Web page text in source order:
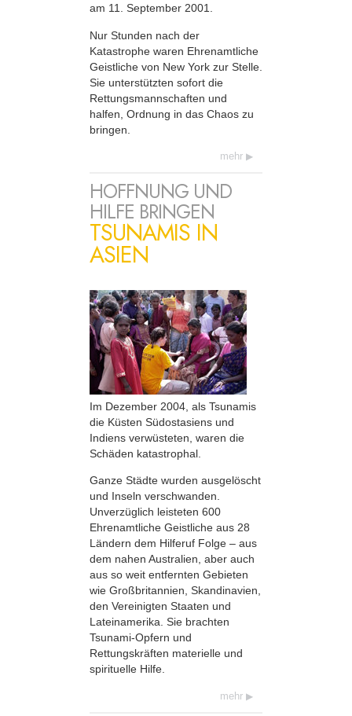
am 11. September 2001.
Nur Stunden nach der
Katastrophe waren Ehrenamtliche
Geistliche von New York zur Stelle.
Sie unterstützten sofort die
Rettungsmannschaften und
halfen, Ordnung in das Chaos zu
bringen.
mehr
HOFFNUNG UND
HILFE BRINGEN
TSUNAMIS IN
ASIEN
Im Dezember 2004, als Tsunamis
die Küsten Südostasiens und
Indiens verwüsteten, waren die
Schäden katastrophal.
Ganze Städte wurden ausgelöscht
und Inseln verschwanden.
Unverzüglich leisteten 600
Ehrenamtliche Geistliche aus 28
Ländern dem Hilferuf Folge – aus
dem nahen Australien, aber auch
aus so weit entfernten Gebieten
wie Großbritannien, Skandinavien,
den Vereinigten Staaten und
Lateinamerika. Sie brachten
Tsunami-Opfern und
Rettungskräften materielle und
spirituelle Hilfe.
mehr